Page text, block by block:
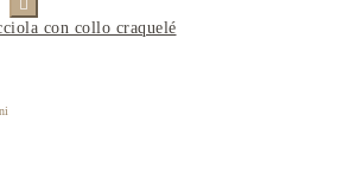
con collo craquelé
